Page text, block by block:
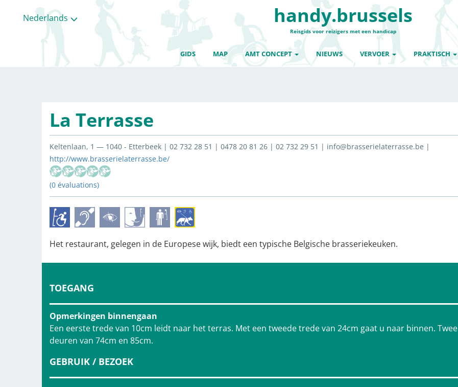
Nederlands handy.brussels
Reisgids voor reizigers met een handicap
GIDS MAP AMT CONCEPT NIEUWS VERVOER PRAKTISCH
La Terrasse
Keltenlaan, 1 — 1040 - Etterbeek | 02 732 28 51 | 0478 20 81 26 | 02 732 29 51 | info@brasserielaterrasse.be |
http://www.brasserielaterrasse.be/
(0 évaluations)
Het restaurant, gelegen in de Europese wijk, biedt een typische Belgische brasseriekeuken.
TOEGANG
Opmerkingen binnengaan
Een eerste trede van 10cm leidt naar het terras. Met een tweede trede van 24cm gaat u naar binnen. Twee
deuren van 74cm en 85cm.
GEBRUIK / BEZOEK
Alle
categorieën